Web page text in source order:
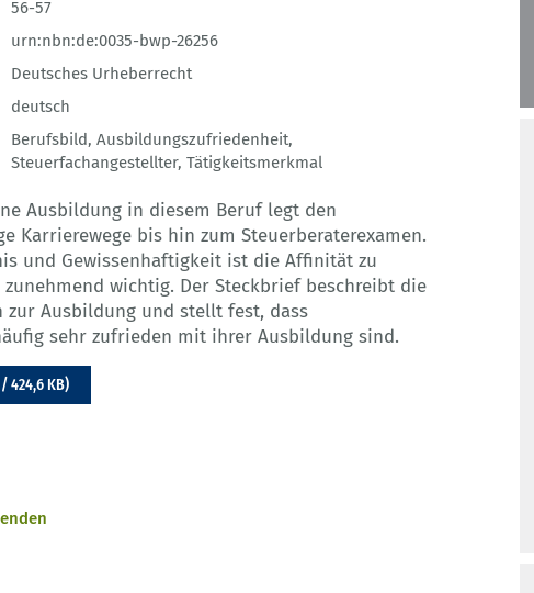
56-57
urn:nbn:de:0035-bwp-26256
Deutsches Urheberrecht
deutsch
Berufsbild, Ausbildungszufriedenheit,
Steuerfachangestellter, Tätigkeitsmerkmal
Ausbildung in diesem Beruf legt den
Karrierewege bis hin zum Steuerberaterexamen.
und Gewissenhaftigkeit ist die Affinität zu
wichtig. Der Steckbrief beschreibt die
zur Ausbildung und stellt fest, dass
sehr zufrieden mit ihrer Ausbildung sind.
424,6 KB)